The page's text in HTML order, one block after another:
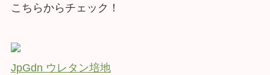
こちらからチェック！
JpGdn ウレタン培地